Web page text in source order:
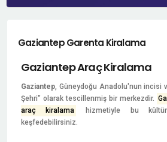
Gaziantep Garenta Kiralama
Gaziantep Araç Kiralama
Gaziantep, Güneydoğu Anadolu'nun incisi
Şehri" olarak tescillenmiş bir merkezdir.
araç kiralama
hizmetiyle bu
keşfedebilirsiniz.